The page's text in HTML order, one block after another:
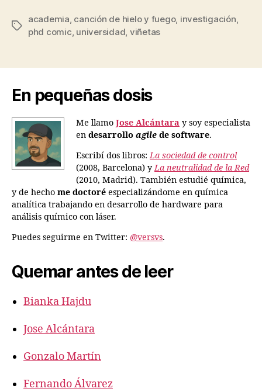
Etiquetas
academia canción de hielo y fuego, investigación
phd comic universidad viñetas
En pequeñas dosis
Me llamo Jose Alcántara y soy especialista
en desarrollo agile de software.
Escribí dos libros:La sociedad de control
(2008, Barcelona) yLa neutralidad de la Red
(2010, Madrid). También estudié química,
y de hecho me doctoré especializándome en química
analítica trabajando en desarrollo de hardware para
análisis químico con láser.
Puedes seguirme en Twitter: @versvs.
Quemar antes de leer
Bianka Hajdu
Jose Alcántara
Gonzalo Martín
Fernando Álvarez